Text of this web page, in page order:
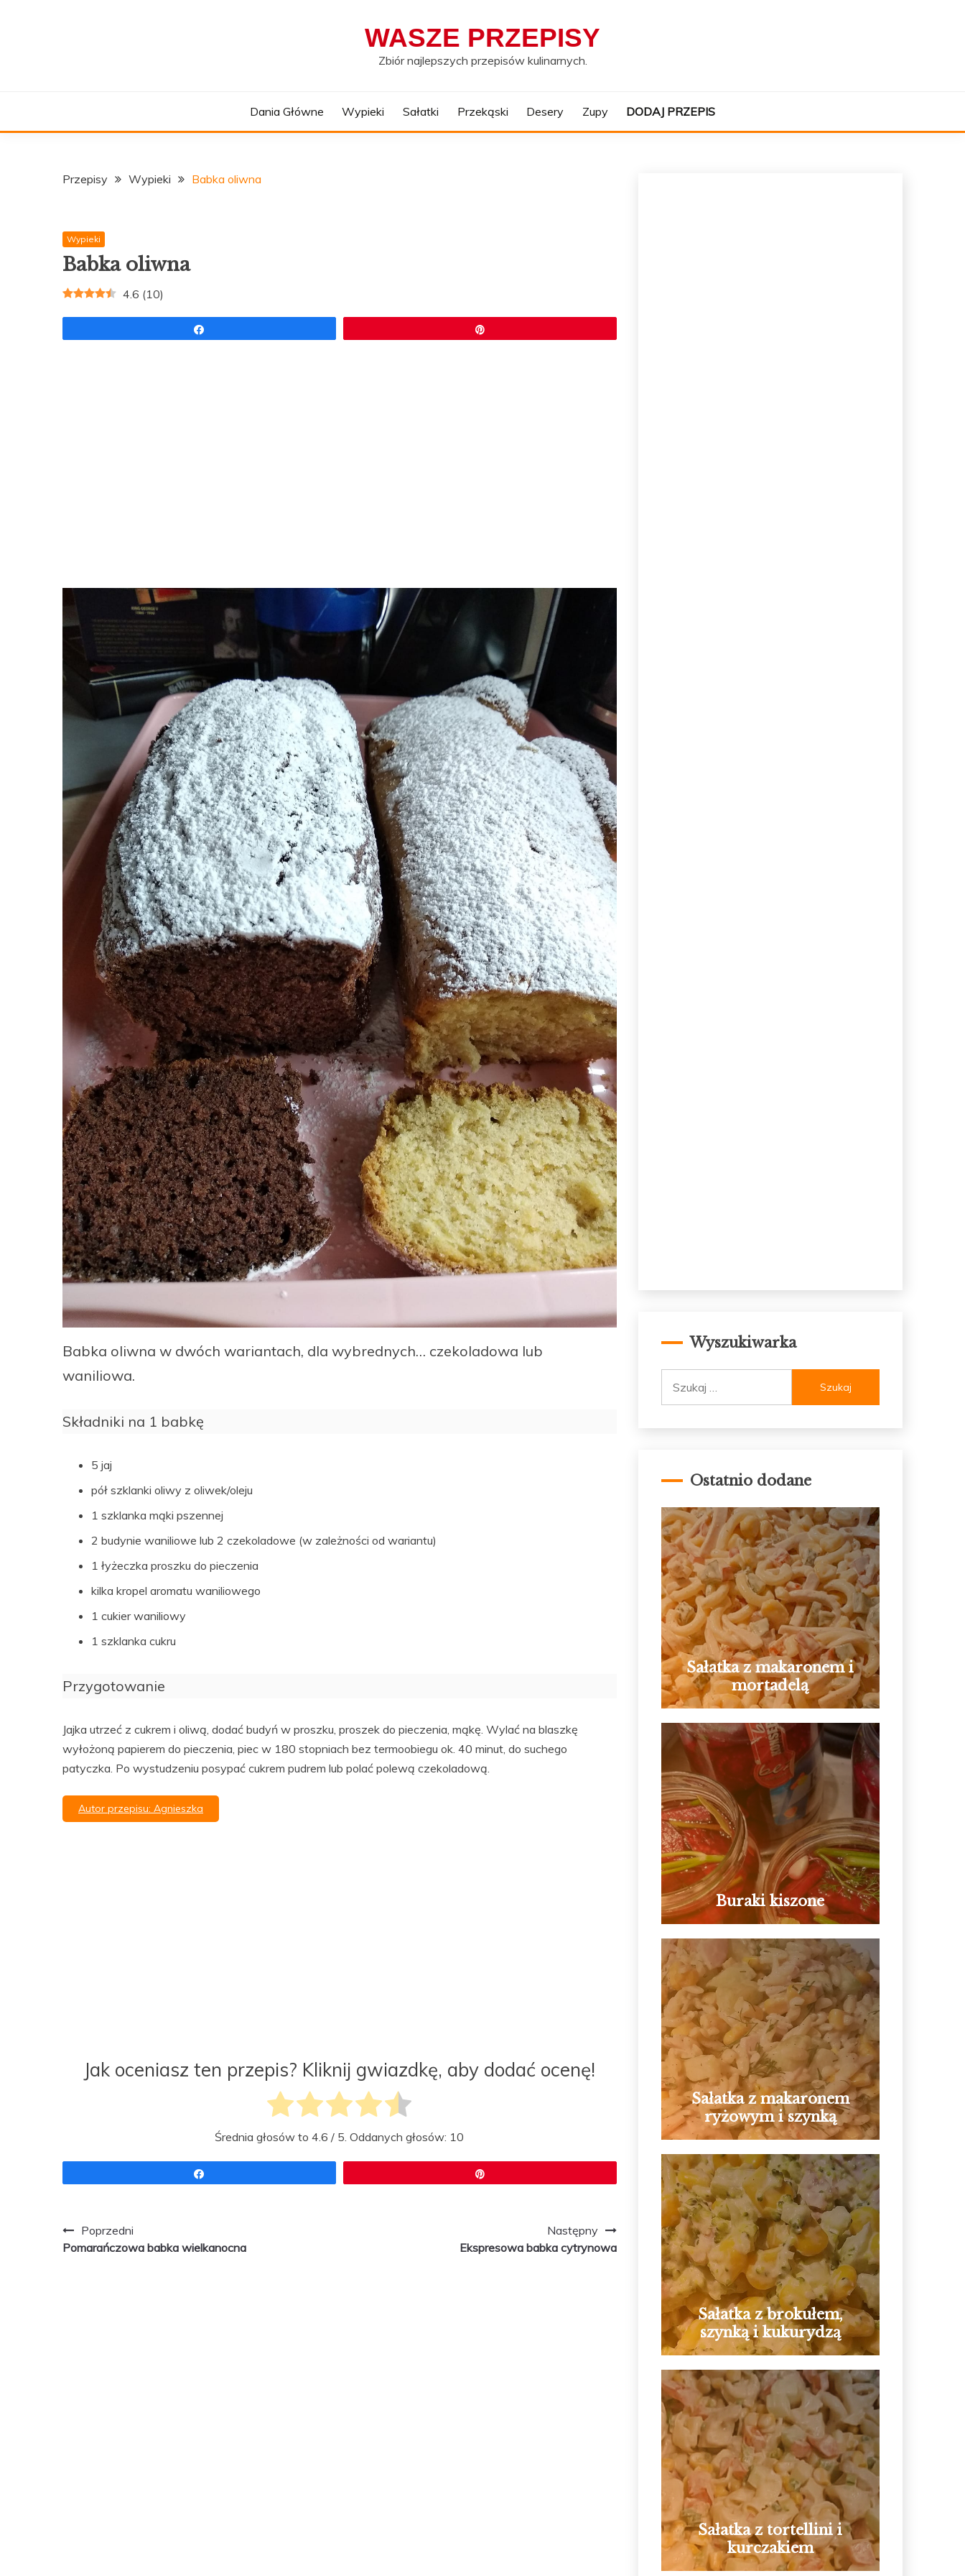
WASZE PRZEPISY
Zbiór najlepszych przepisów kulinarnych.
Dania Główne Wypieki Sałatki Przekąski Desery Zupy DODAJ PRZEPIS
Przepisy Wypieki Babka oliwna
Wypieki
Babka oliwna
4.6 (10)
Babka oliwna w dwóch wariantach, dla wybrednych… czekoladowa lub
waniliowa.
Składniki na 1 babkę
5 jaj
pół szklanki oliwy z oliwek/oleju
1 szklanka mąki pszennej
2 budynie waniliowe lub 2 czekoladowe (w zależności od wariantu)
1 łyżeczka proszku do pieczenia
kilka kropel aromatu waniliowego
1 cukier waniliowy
1 szklanka cukru
Przygotowanie
Jajka utrzeć z cukrem i oliwą, dodać budyń w proszku, proszek do pieczenia, mąkę. Wylać na blaszkę
wyłożoną papierem do pieczenia, piec w 180 stopniach bez termoobiegu ok. 40 minut, do suchego
patyczka. Po wystudzeniu posypać cukrem pudrem lub polać polewą czekoladową.
Autor przepisu: Agnieszka
Jak oceniasz ten przepis? Kliknij gwiazdkę, aby dodać ocenę!
Średnia głosów to4.6 / 5. Oddanych głosów: 10
Zobacz
Poprzedni
Pomarańczowa babka wielkanocna
Następny
Ekspresowa babka cytrynowa
Wyszukiwarka
Ostatnio dodane
Sałatka z makaronem i
mortadelą
Buraki kiszone
Sałatka z makaronem
ryżowym i szynką
Sałatka z brokułem,
szynką i kukurydzą
Sałatka z tortellini i
kurczakiem